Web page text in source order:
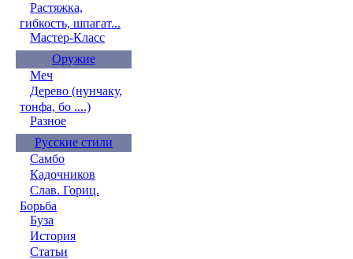
Растяжка,
гибкость, шпагат...
Мастер-Класс
Оружие
Меч
Дерево (нунчаку,
тонфа, бо ....)
Разное
Русские стили
Самбо
Кадочников
Слав. Гориц.
Борьба
Буза
История
Статьи